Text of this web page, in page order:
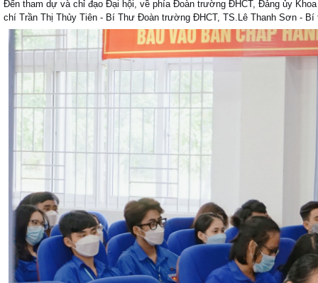
Đến tham dự và chỉ đạo Đại hội, về phía Đoàn trường ĐHCT, Đảng ủy
chí Trần Thị Thủy Tiên - Bí Thư Đoàn trường ĐHCT, TS.Lê Thanh Sơn -